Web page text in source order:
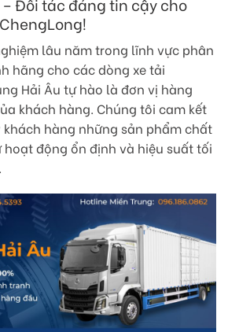
lâu năm trong lĩnh vực phân
hãng cho các dòng xe tải
Hải Âu tự hào là đơn vị hàng
khách hàng. Chúng tôi cam kết
hàng những sản phẩm chất
động ổn định và hiệu suất tối